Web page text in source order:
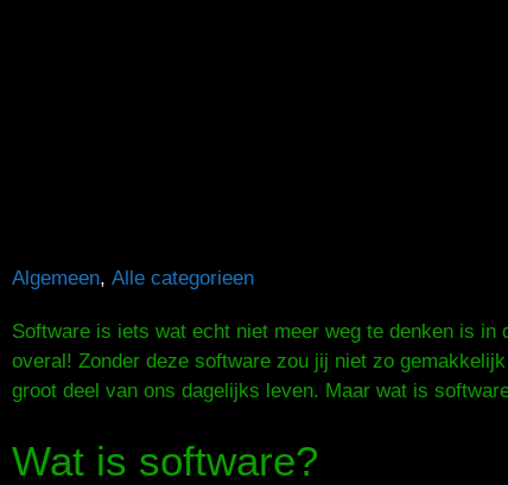
Algemeen, Alle categorieen
Software is iets wat echt niet meer weg te denken is
overal! Zonder deze software zou jij niet zo
groot deel van ons dagelijks leven. Maar wat is
Wat is software?